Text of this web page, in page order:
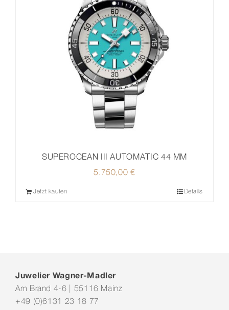
SUPEROCEAN III AUTOMATIC 44 MM
5.750,00€
Jetzt kaufen Details
Juwelier Wagner-Madler
Am Brand 4-6 | 55116 Mainz
+49 (0)6131 23 18 77